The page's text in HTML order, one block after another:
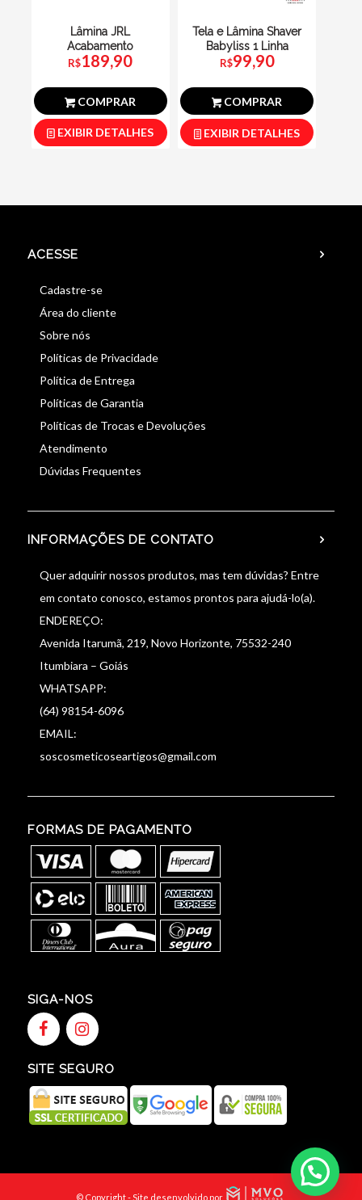
Lâmina JRL
Acabamento
R$189,90
COMPRAR
EXIBIR DETALHES
Tela e Lâmina Shaver
Babyliss 1 Linha
R$99,90
COMPRAR
EXIBIR DETALHES
ACESSE
Cadastre-se
Área do cliente
Sobre nós
Políticas de Privacidade
Política de Entrega
Políticas de Garantia
Políticas de Trocas e Devoluções
Atendimento
Dúvidas Frequentes
INFORMAÇÕES DE CONTATO
Quer adquirir nossos produtos, mas tem dúvidas? Entre
em contato conosco, estamos prontos para ajudá-lo(a).
ENDEREÇO:
Avenida Itarumã, 219, Novo Horizonte, 75532-240
Itumbiara – Goiás
WHATSAPP:
(64) 98154-6096
EMAIL:
soscosmeticoseartigos@gmail.com
FORMAS DE PAGAMENTO
SIGA-NOS
SITE SEGURO
© Copyright - Site desenvolvido por